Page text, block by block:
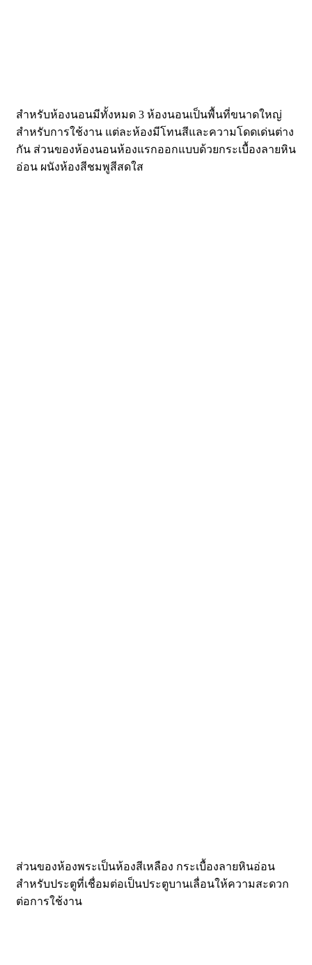
สำหรับห้องนอนมีทั้งหมด 3 ห้องนอนเป็นพื้นที่ขนาดใหญ่
สำหรับการใช้งาน แต่ละห้องมีโทนสีและความโดดเด่นต่าง
กัน ส่วนของห้องนอนห้องแรกออกแบบด้วยกระเบื้องลายหิน
อ่อน ผนังห้องสีชมพูสีสดใส
ส่วนของห้องพระเป็นห้องสีเหลือง กระเบื้องลายหินอ่อน
สำหรับประตูที่เชื่อมต่อเป็นประตูบานเลื่อนให้ความสะดวก
ต่อการใช้งาน